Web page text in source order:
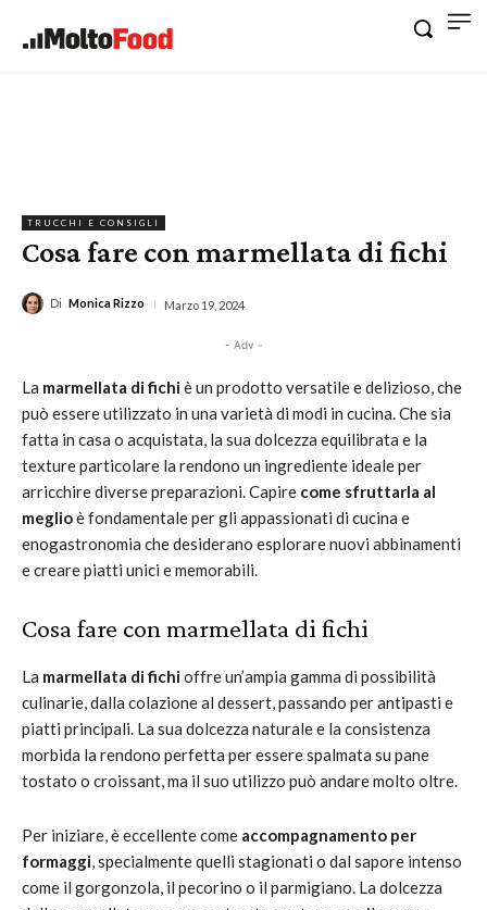
TRUCCHI E CONSIGLI
Cosa fare con marmellata di fichi
Di Monica Rizzo Marzo 19, 2024
- Adv -
La marmellata di fichiè un prodotto versatile e delizioso, che
può essere utilizzato in una varietà di modi in cucina. Che sia
fatta in casa o acquistata, la sua dolcezza equilibrata e la
texture particolare la rendono un ingrediente ideale per
arricchire diverse preparazioni. Capire come sfruttarla al
meglioè fondamentale per gli appassionati di cucina e
enogastronomia che desiderano esplorare nuovi abbinamenti
e creare piatti unici e memorabili.
Cosa fare con marmellata di fichi
La marmellata di fichioffre un’ampia gamma di possibilità
culinarie, dalla colazione al dessert, passando per antipasti e
piatti principali. La sua dolcezza naturale e la consistenza
morbida la rendono perfetta per essere spalmata su pane
tostato o croissant, ma il suo utilizzo può andare molto oltre.
Per iniziare, è eccellente come accompagnamento per
formaggi, specialmente quelli stagionati o dal sapore intenso
come il gorgonzola, il pecorino o il parmigiano. La dolcezza